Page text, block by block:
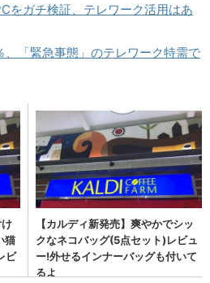
をガチ検証、テレワーク活用はあ
「緊急事態」のテレワーク特需で